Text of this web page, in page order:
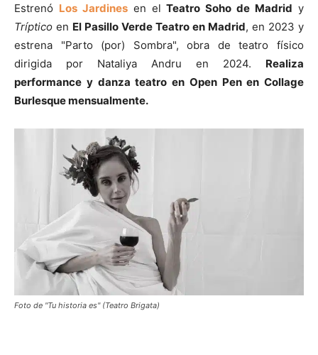
Estrenó Los Jardinesen elTeatro Soho de Madrid y
Tríptico en El Pasillo Verde Teatro en Madrid, en 2023 y
estrena "Parto (por) Sombra", obra de teatro físico
dirigida por Nataliya Andru en 2024. Realiza
performance y danza teatro en Open Pen en Collage
Burlesque mensualmente.
Foto de "Tu historia es" (Teatro Brigata)